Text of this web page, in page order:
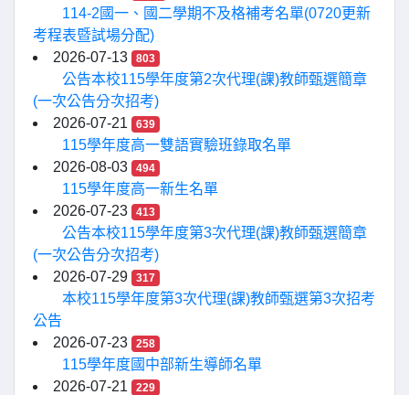
114-2國一、國二學期不及格補考名單(0720更新
考程表暨試場分配)
2026-07-13
803
公告本校115學年度第2次代理(課)教師甄選簡章
(一次公告分次招考)
2026-07-21
639
115學年度高一雙語實驗班錄取名單
2026-08-03
494
115學年度高一新生名單
2026-07-23
413
公告本校115學年度第3次代理(課)教師甄選簡章
(一次公告分次招考)
2026-07-29
317
本校115學年度第3次代理(課)教師甄選第3次招考
公告
2026-07-23
258
115學年度國中部新生導師名單
2026-07-21
229